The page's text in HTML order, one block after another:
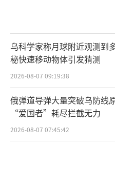
乌科学家称月球附近观测到
秘快速移动物体引发猜测
2026-08-07 09:19:38
俄弹道导弹大量突破乌防线
“爱国者”耗尽拦截无力
2026-08-07 07:45:42